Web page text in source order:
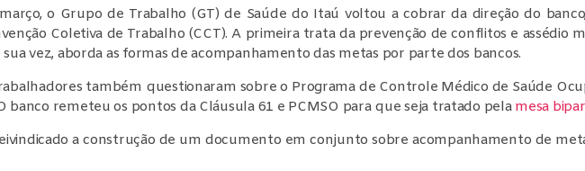
o Grupo de Trabalho (GT) de Saúde do Itaú voltou a cobrar da direção do
Coletiva de Trabalho (CCT). A primeira trata da prevenção de conflitos e assédio
vez, aborda as formas de acompanhamento das metas por parte dos bancos.
também questionaram sobre o Programa de Controle Médico de Saúde
banco remeteu os pontos da Cláusula 61 e PCMSO para que seja tratado pela mesa
a construção de um documento em conjunto sobre acompanhamento de